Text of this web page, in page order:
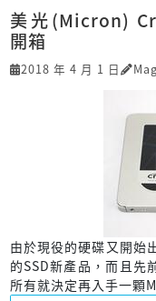
美光(Micron)
開箱
2018 年 4 月 1 日
由於現役的硬碟又開始
的SSD新產品，而且先
所有就決定再入手一顆